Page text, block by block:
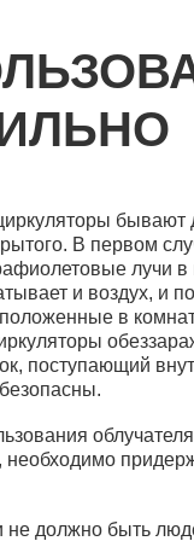
бывают
В первом
лучи
и воздух, и
в
поступающий
необходимо
не должно быть